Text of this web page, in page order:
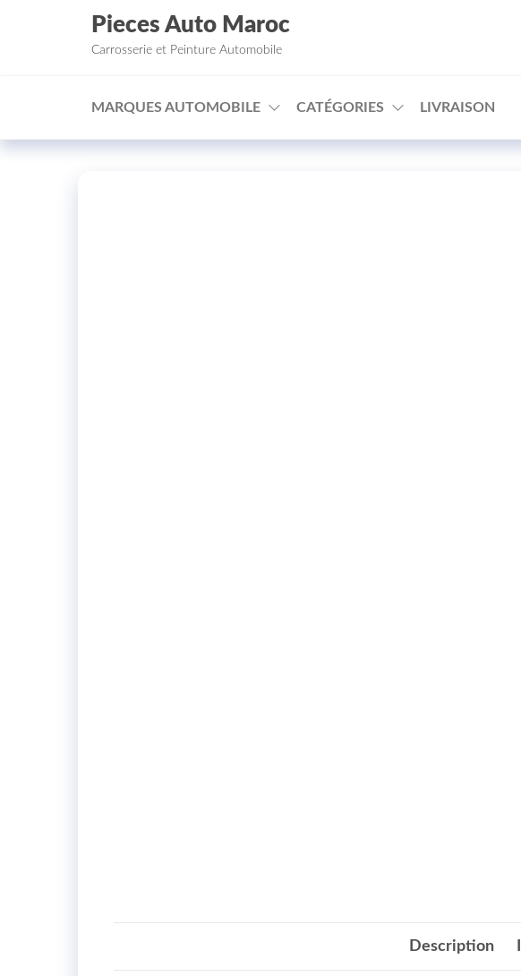
□
Aller au contenu
Pieces Auto Maroc
Carrosserie et Peinture Automobile
MARQUES AUTOMOBILE CATÉGORIES LIVRAISON
Description